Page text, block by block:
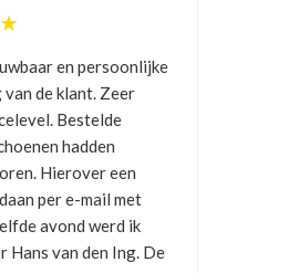
Goede communicatie, artikel goed
ontvangen
NICO VERMUNICHT
2026